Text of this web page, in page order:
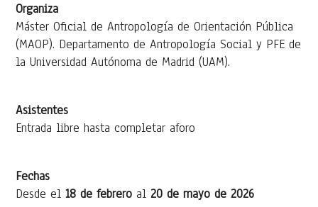
Organiza
Máster Oficial de Antropología de Orientación Pública
(MAOP). Departamento de Antropología Social y PFE de
la Universidad Autónoma de Madrid (UAM).
Asistentes
Entrada libre hasta completar aforo
Fechas
Desde el18 de febrero al20 de mayo de 2026